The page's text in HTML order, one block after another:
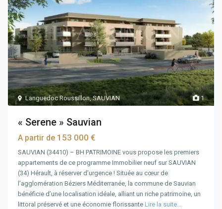
1
Languedoc Roussillon,SAUVIAN
« Serene » Sauvian
A partir de 153 000 €
SAUVIAN (34410) – BH PATRIMOINE vous propose les premiers
appartements de ce programme Immobilier neuf sur SAUVIAN
(34) Hérault, à réserver d’urgence ! Située au cœur de
l’agglomération Béziers Méditerranée, la commune de Sauvian
bénéficie d’une localisation idéale, alliant un riche patrimoine, un
littoral préservé et une économie florissanteLire la suite...